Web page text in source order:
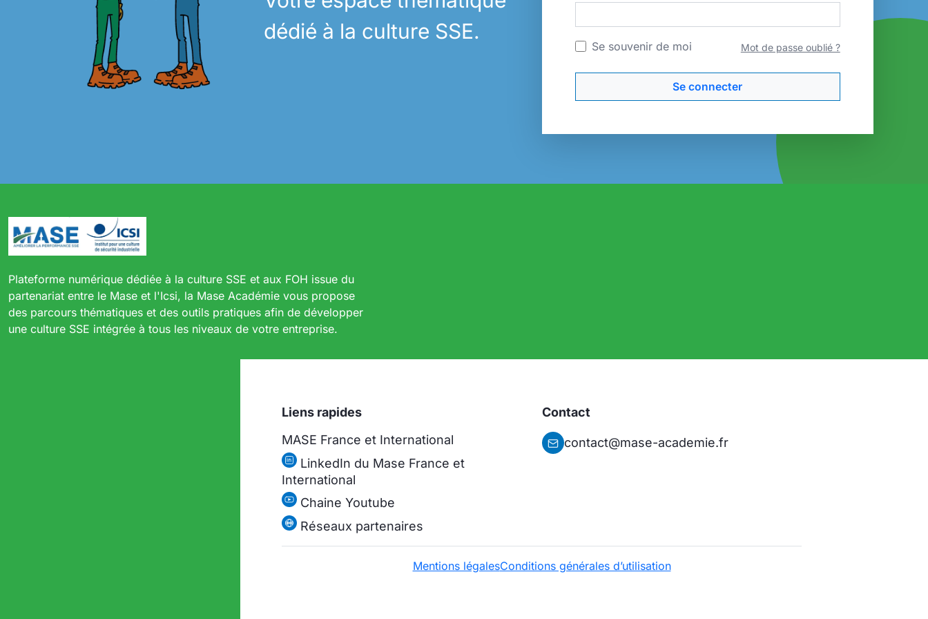
dédié à la culture SSE.
Se souvenir de moi Mot de passe oublié ?
Se connecter
Plateforme numérique dédiée à la culture SSE et aux FOH issue du
partenariat entre le Mase et l'Icsi, la Mase Académie vous propose
des parcours thématiques et des outils pratiques afin de développer
une culture SSE intégrée à tous les niveaux de votre entreprise.
Liens rapides
MASE France et International
LinkedIn du Mase France et
International
Chaine Youtube
Réseaux partenaires
Contact
contact@mase-academie.fr
Mentions légalesConditions générales d’utilisation